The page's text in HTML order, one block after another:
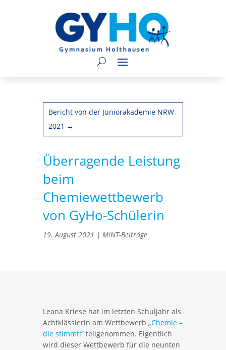
Bericht von der Juniorakademie NRW
2021 →
Überragende Leistung
beim
Chemiewettbewerb
von GyHo-Schülerin
19. August 2021 | MINT-Beiträge
Leana Kriese hat im letzten Schuljahr als
Achtklässlerin am Wettbewerb „Chemie –
die stimmt!“ teilgenommen. Eigentlich
wird dieser Wettbewerb für die neunten